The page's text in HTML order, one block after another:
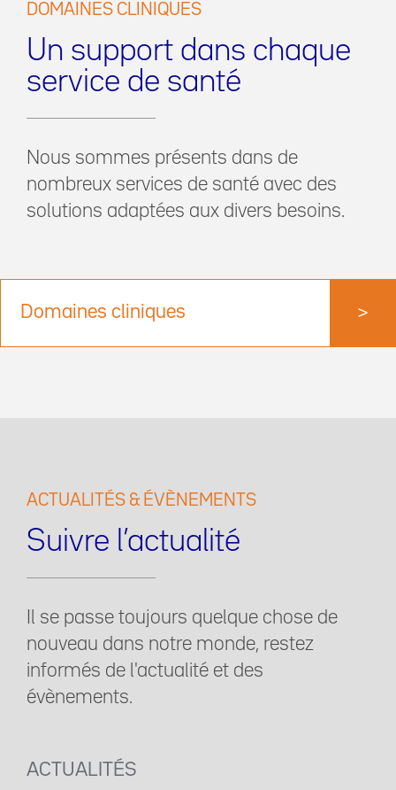
DOMAINES CLINIQUES
Un support dans chaque
service de santé
Nous sommes présents dans de
nombreux services de santé avec des
solutions adaptées aux divers besoins.
Domaines cliniques >
ACTUALITÉS & ÉVÈNEMENTS
Suivre l’actualité
Il se passe toujours quelque chose de
nouveau dans notre monde, restez
informés de l'actualité et des
évènements.
ACTUALITÉS